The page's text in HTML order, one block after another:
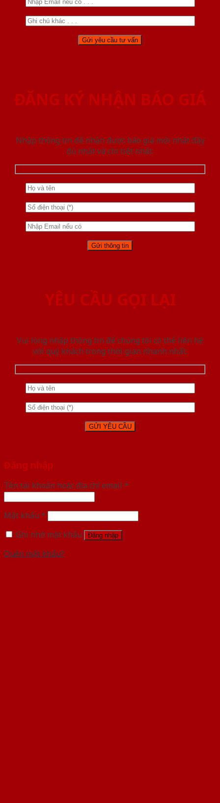
ĐĂNG KÝ NHẬN BÁO GIÁ
Nhập thông tin để nhận được báo giá mới nhât đầy
đủ nhất và chi tiết nhất.
YÊU CẦU GỌI LẠI
Vui lòng nhập thông tin để chúng tôi có thể liên hệ
với quý khách trong thời gian nhanh nhất.
Đăng nhập
Tên tài khoản hoặc địa chỉ email *
Mật khẩu *
Ghi nhớ mật khẩu
Đăng nhập
Quên mật khẩu?